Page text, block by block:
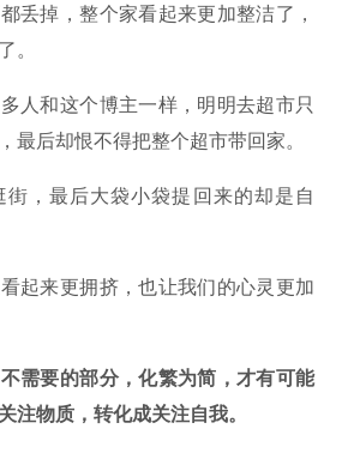
丢掉，整个家看起来更加整洁了，
。
人和这个博主一样，明明去超市只
最后却恨不得把整个超市带回家。
，最后大袋小袋提回来的却是自
起来更拥挤，也让我们的心灵更加
需要的部分，化繁为简，才有可能
注物质，转化成关注自我。